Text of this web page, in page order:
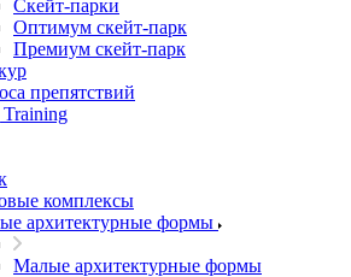
Скейт-парки
Оптимум скейт-парк
Премиум скейт-парк
препятствий
комплексы
архитектурные формы
Малые архитектурные формы